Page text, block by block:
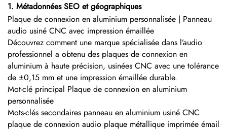
1. Métadonnées SEO et géographiques
Plaque de connexion en aluminium personnalisée | Panneau
audio usiné CNC avec impression émaillée
Découvrez comment une marque spécialisée dans l’audio
professionnel a obtenu des plaques de connexion en
aluminium à haute précision, usinées CNC avec une tolérance
de ±0,15 mm et une impression émaillée durable.
Mot-clé principal Plaque de connexion en aluminium
personnalisée
Mots-clés secondaires panneau en aluminium usiné CNC
plaque de connexion audio plaque métallique imprimée émail